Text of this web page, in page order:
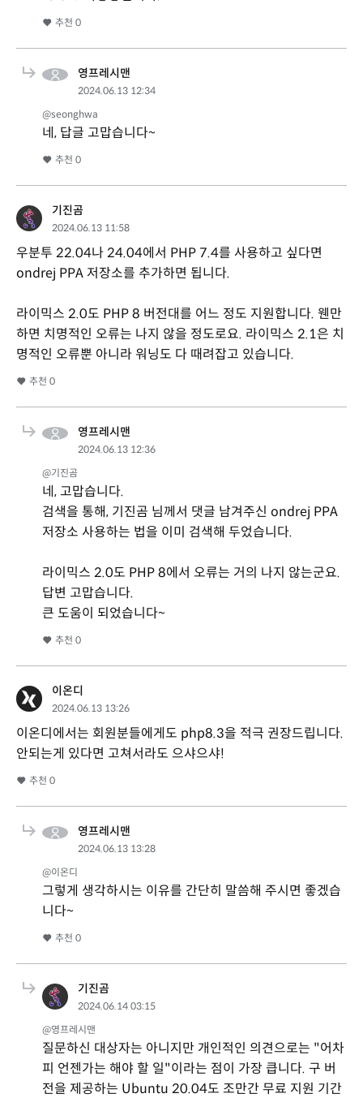
추천 0
영프레시맨
2024.06.13 12:34
@seonghwa
네, 답글 고맙습니다~
추천 0
기진곰
2024.06.13 11:58
우분투 22.04나 24.04에서 PHP 7.4를 사용하고 싶다면
ondrej PPA 저장소를 추가하면 됩니다.
라이믹스 2.0도 PHP 8 버전대를 어느 정도 지원합니다. 웬만
하면 치명적인 오류는 나지 않을 정도로요. 라이믹스 2.1은 치
명적인 오류뿐 아니라 워닝도 다 때려잡고 있습니다.
추천 0
영프레시맨
2024.06.13 12:36
@기진곰
네, 고맙습니다.
검색을 통해, 기진곰 님께서 댓글 남겨주신 ondrej PPA
저장소 사용하는 법을 이미 검색해 두었습니다.
라이믹스 2.0도 PHP 8에서 오류는 거의 나지 않는군요.
답변 고맙습니다.
큰 도움이 되었습니다~
추천 0
이온디
2024.06.13 13:26
이온디에서는 회원분들에게도 php8.3을 적극 권장드립니다.
안되는게 있다면 고쳐서라도 으샤으샤!
추천 0
영프레시맨
2024.06.13 13:28
@이온디
그렇게 생각하시는 이유를 간단히 말씀해 주시면 좋겠습
니다~
추천 0
기진곰
2024.06.14 03:15
@영프레시맨
질문하신 대상자는 아니지만 개인적인 의견으로는 "어차
피 언젠가는 해야 할 일"이라는 점이 가장 큽니다. 구 버
전을 제공하는 Ubuntu 20.04도 조만간 무료 지원 기간